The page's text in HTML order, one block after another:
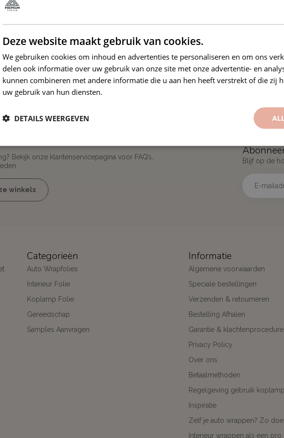
Bekijk onze klantenservicepagina voor FAQ’s,
winkels
Blijf op de
Categorieën
Auto Wrapfolies
Interieur Folie
Koplamp Folie
Gereedschap
Samples Aanvragen
Informatie
Algemene voorwaarden
Speciale bestellingen
Verzenden & retourneren
Bestelling Afhalen
Garantie & klachtenprocedure
Privacy Policy
Over ons
Betaalmethoden
Regelgeving gebruik
Inspiratie
Zelf je auto wrappen? Zo doe
Interieur wrappen als een
Deze website maakt gebruik van cookies.
We gebruiken cookies om inhoud en advertenties te personaliseren en om ons
delen ook informatie over uw gebruik van onze site met onze advertentie- en
kunnen combineren met andere informatie die u aan hen heeft verstrekt of die zij
uw gebruik van hun diensten.
DETAILS WEERGEVEN